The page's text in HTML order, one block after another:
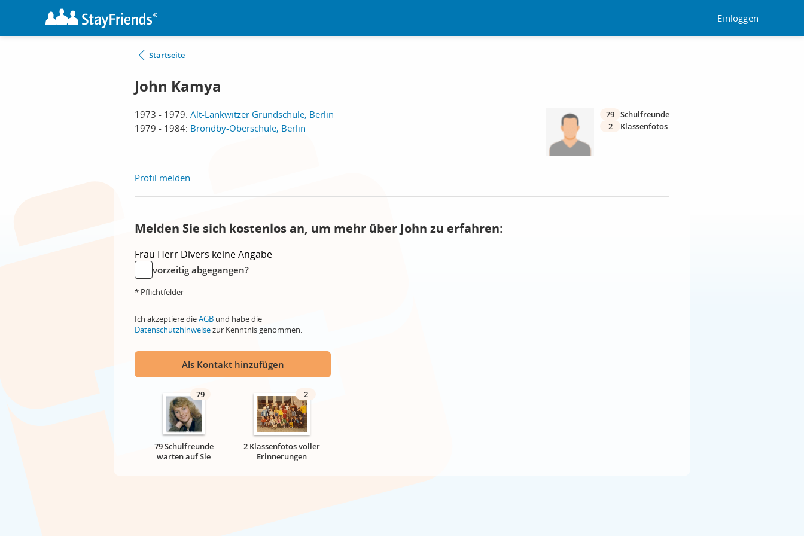
Einloggen
Startseite
John Kamya
1973 - 1979: Alt-Lankwitzer Grundschule, Berlin
1979 - 1984: Bröndby-Oberschule, Berlin
79 Schulfreunde
2
Klassenfotos
Profil melden
Melden Sie sich kostenlos an, um mehr über John zu erfahren:
Frau Herr Divers keine Angabe
vorzeitig abgegangen?
* Pflichtfelder
Ich akzeptiere dieAGB und habe die
Datenschutzhinweisezur Kenntnis genommen.
Als Kontakt hinzufügen
79
79 Schulfreunde
warten auf Sie
2
2 Klassenfotos voller
Erinnerungen